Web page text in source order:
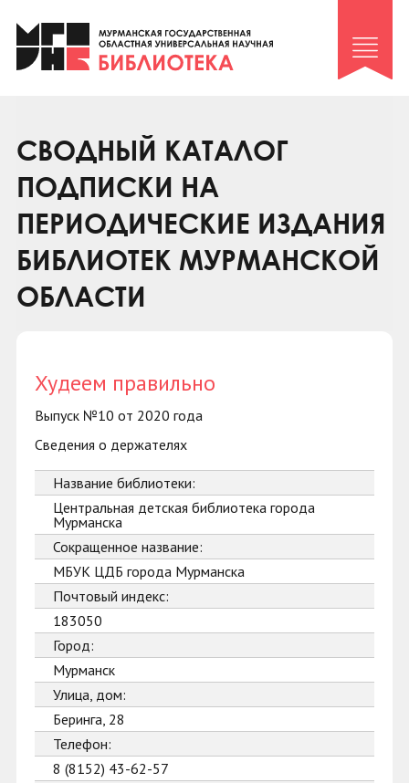
Клуб «Гиря и сельдерей»
Клуб «Семейный архив»
Коллегам
Контакты
СВОДНЫЙ КАТАЛОГ
ПОДПИСКИ НА
ПЕРИОДИЧЕСКИЕ ИЗДАНИЯ
БИБЛИОТЕК МУРМАНСКОЙ
ОБЛАСТИ
Худеем правильно
Выпуск №10 от 2020 года
Сведения о держателях
Название библиотеки:
Центральная детская библиотека города
Мурманска
Сокращенное название:
МБУК ЦДБ города Мурманска
Почтовый индекс:
183050
Город:
Мурманск
Улица, дом:
Беринга, 28
Телефон:
8 (8152) 43-62-57